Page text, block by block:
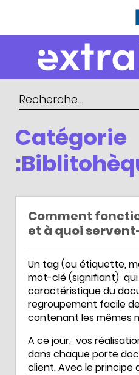
Extrabat – Le Blog
Catégorie
Comment
et à quoi
Un tag (ou étiquette,
mot-clé (signifiant)
caractéristique du
regroupement facile
contenant les mêmes
A ce jour, vos
dans chaque porte
client. Avec le principe